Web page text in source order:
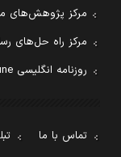
مرکز پژوهش‌های
مرکز راه حل‌های
روزنامه انگلیسی Financial Tribune
تماس با ما